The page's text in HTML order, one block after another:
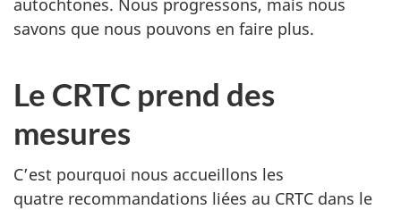
autochtones. Nous progressons, mais nous
savons que nous pouvons en faire plus.
Le CRTC prend des
mesures
C’est pourquoi nous accueillons les
quatre recommandations liées au CRTC dans le